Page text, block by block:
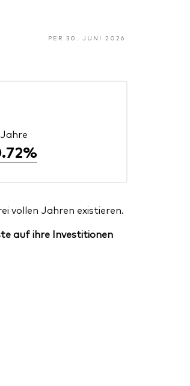
PER 30. JUNI 2026
vollen Jahren existieren.
auf ihre Investitionen